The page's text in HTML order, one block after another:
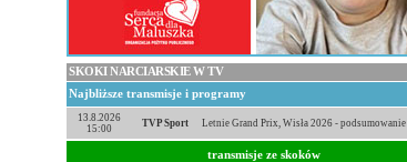
SKOKI NARCIARSKIE W TV
Najbliższe transmisje i programy
13.8.2026
15:00
TVP Sport Letnie Grand Prix, Wisła 2026 - podsumowanie
transmisje ze skoków